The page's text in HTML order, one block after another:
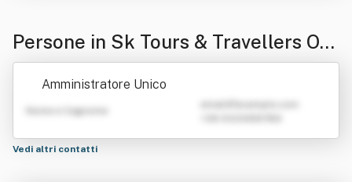
Persone in Sk Tours & Travellers Op
erators Societàa Responsabilita' Lim
Amministratore Unico
Nome e Cognome
Vedi altri contatti